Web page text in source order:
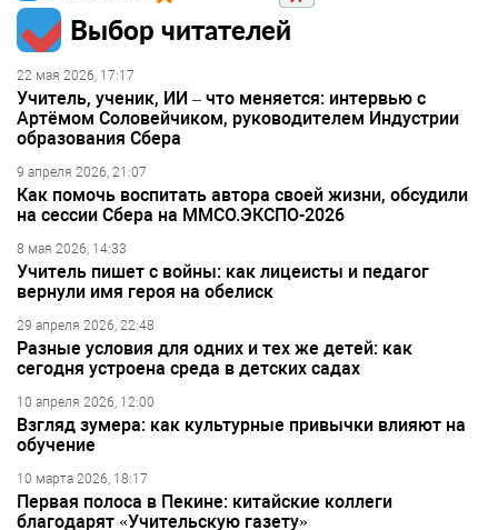
Выбор читателей
22 мая 2026, 17:17
Учитель, ученик, ИИ – что меняется: интервью с
Артёмом Соловейчиком, руководителем Индустрии
образования Сбера
9 апреля 2026, 21:07
Как помочь воспитать автора своей жизни, обсудили
на сессии Сбера на ММСО.ЭКСПО-2026
8 мая 2026, 14:33
Учитель пишет с войны: как лицеисты и педагог
вернули имя героя на обелиск
29 апреля 2026, 22:48
Разные условия для одних и тех же детей: как
сегодня устроена среда в детских садах
10 апреля 2026, 12:00
Взгляд зумера: как культурные привычки влияют на
обучение
10 марта 2026, 18:17
Первая полоса в Пекине: китайские коллеги
благодарят «Учительскую газету»